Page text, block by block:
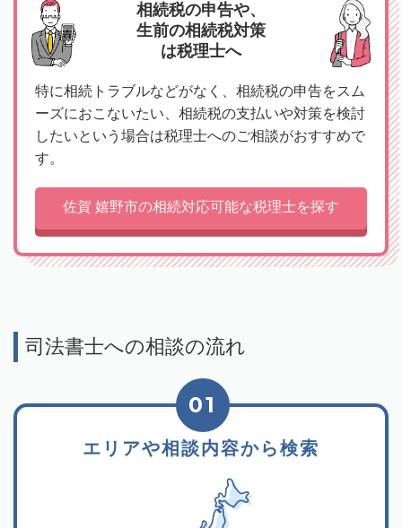
相続税の申告や、
生前の相続税対策
は税理士へ
特に相続トラブルなどがなく、相続税の申告をスム
ーズにおこないたい、相続税の支払いや対策を検討
したいという場合は税理士へのご相談がおすすめで
す。
佐賀 嬉野市の相続対応可能な税理士を探す
司法書士への相談の流れ
エリアや相談内容から検索
01